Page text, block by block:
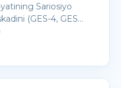
Sariosiyo
(GES-4, GES…